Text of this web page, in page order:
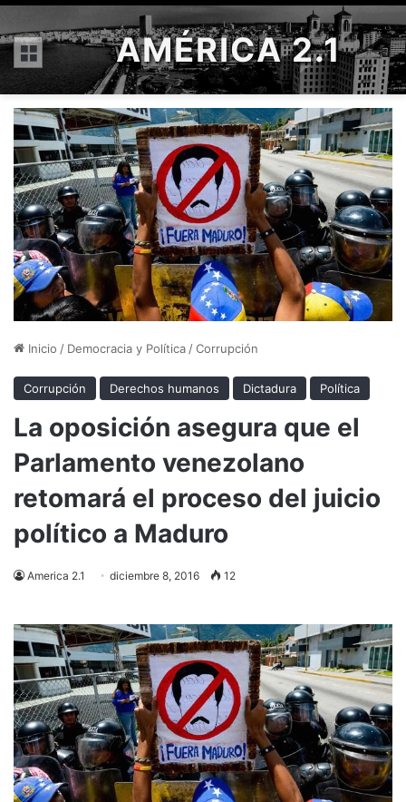
Menú AMÉRICA 2.1
Inicio / Democracia y Política/Corrupción
Corrupción Derechos humanos Dictadura Política
La oposición asegura que el
Parlamento venezolano
retomará el proceso del juicio
político a Maduro
America 2.1 diciembre 8, 2016 12